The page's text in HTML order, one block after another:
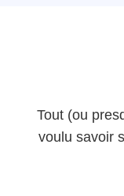
Tout (ou
voulu savoir